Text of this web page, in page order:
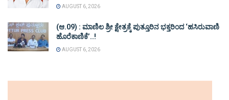
AUGUST 6, 2026
(ಆ.09) : ಮಾಣಿಲ ಶ್ರೀ ಕ್ಷೇತ್ರಕ್ಕೆ ಪುತ್ತೂರಿನ ಭಕ್ತರಿಂದ ‘ಹಸಿರುವಾಣಿ
ಹೊರೆಕಾಣಿಕೆ’..!
AUGUST 6, 2026